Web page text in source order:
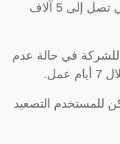
الشركة عن استخدام العنوان الوطني تصل إلى 5 آلاف
في حالة عدم
للمستخدم التصعيد